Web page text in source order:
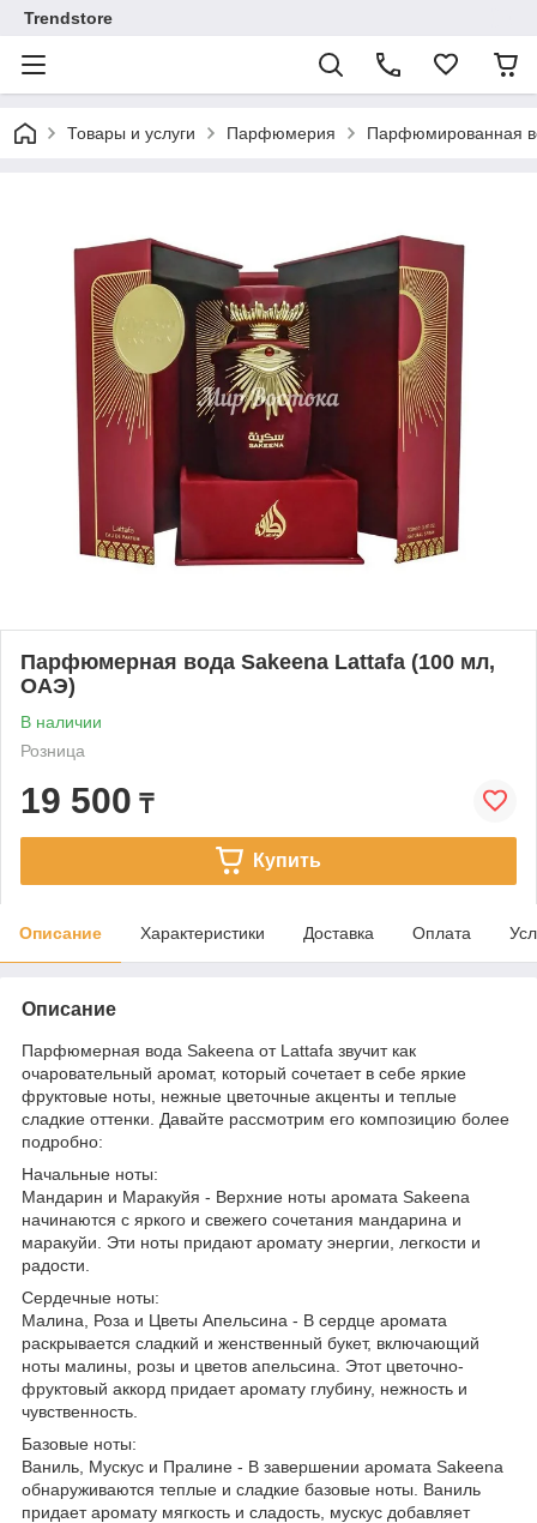
Trendstore
Товары и услуги Парфюмерия Парфюмированная
Парфюмерная вода Sakeena Lattafa (100 мл,
ОАЭ)
В наличии
Розница
19 500 ₸
Купить
Описание Характеристики Доставка Оплата
Описание
Парфюмерная вода Sakeena от Lattafa звучит как
очаровательный аромат, который сочетает в себе яркие
фруктовые ноты, нежные цветочные акценты и теплые
сладкие оттенки. Давайте рассмотрим его композицию более
подробно:
Начальные ноты:
Мандарин и Маракуйя - Верхние ноты аромата Sakeena
начинаются с яркого и свежего сочетания мандарина и
маракуйи. Эти ноты придают аромату энергии, легкости и
радости.
Сердечные ноты:
Малина, Роза и Цветы Апельсина - В сердце аромата
раскрывается сладкий и женственный букет, включающий
ноты малины, розы и цветов апельсина. Этот цветочно-
фруктовый аккорд придает аромату глубину, нежность и
чувственность.
Базовые ноты:
Ваниль, Мускус и Пралине - В завершении аромата Sakeena
обнаруживаются теплые и сладкие базовые ноты. Ваниль
придает аромату мягкость и сладость, мускус добавляет